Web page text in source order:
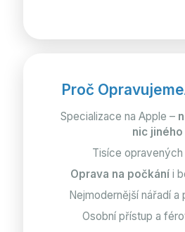
Proč
Specializace na Apple –
nic jiného
Tisíce opravených
Oprava na počkání i
Nejmodernější nářadí a
Osobní přístup a